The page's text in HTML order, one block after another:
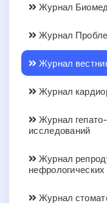
Журнал
Журнал
Журнал
Журнал
Журнал гепато-
исследований
Журнал
Журнал